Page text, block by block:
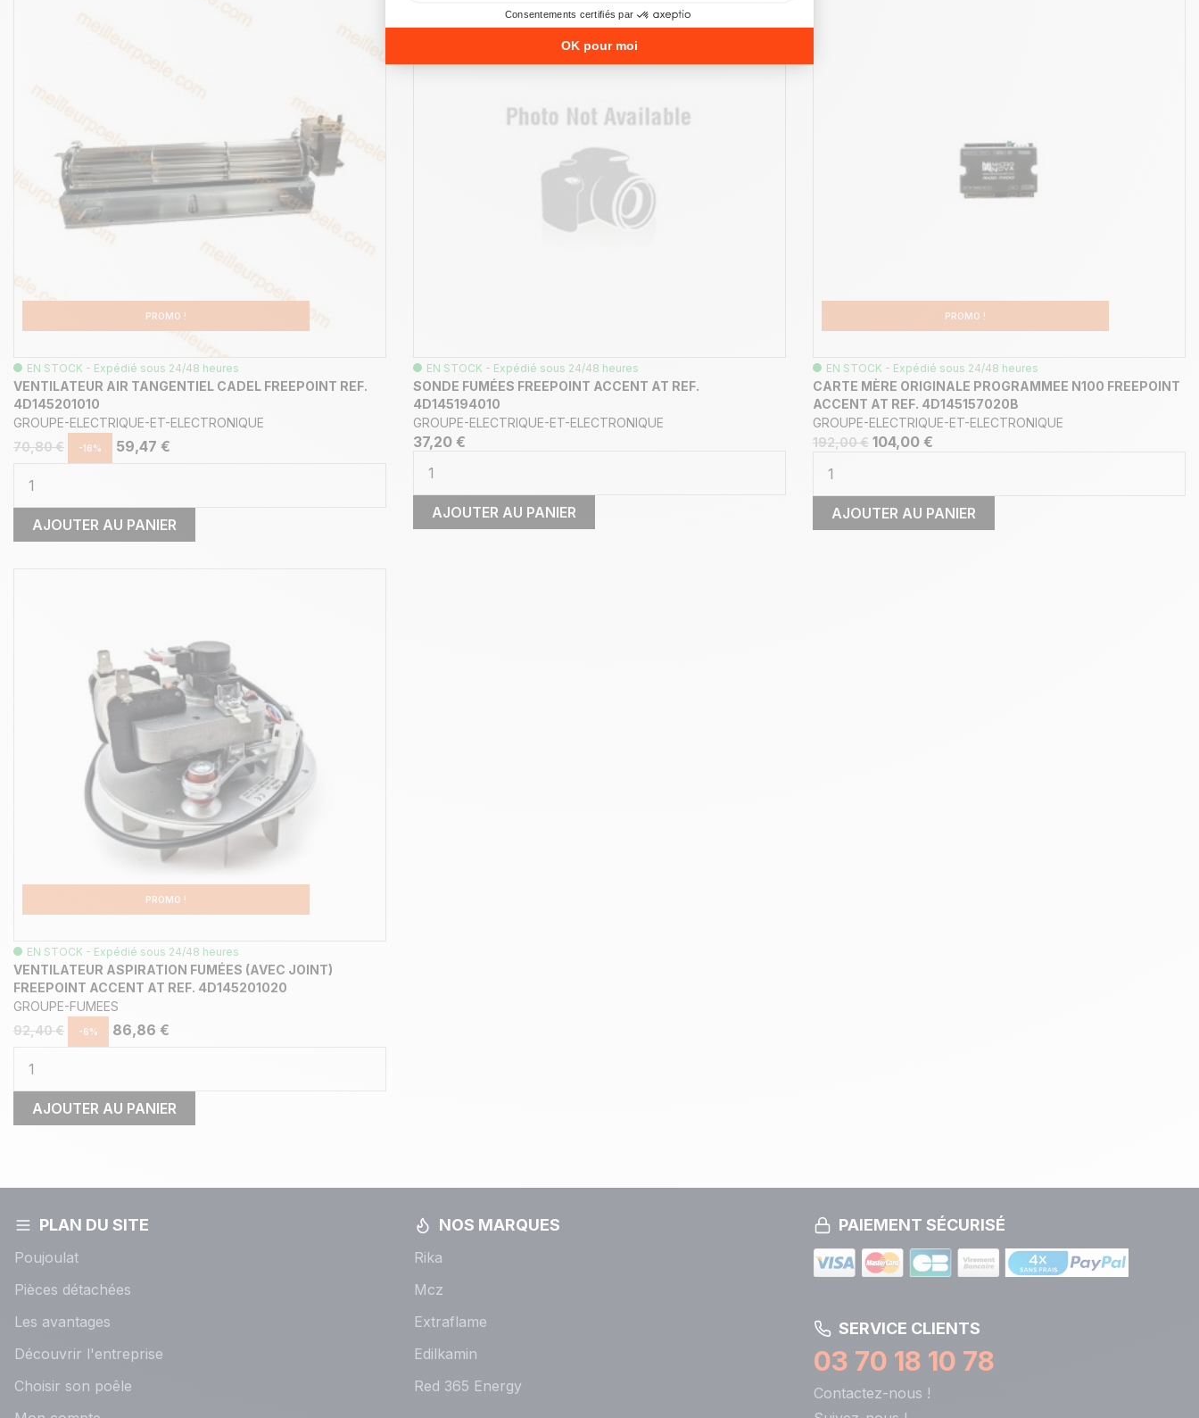
PROMO !
EN STOCK - Expédié sous 24/48 heures
VENTILATEUR AIR TANGENTIEL CADEL FREEPOINT REF.
4D145201010
GROUPE-ELECTRIQUE-ET-ELECTRONIQUE
70,80 €
-16% 59,47 €
AJOUTER AU PANIER
EN STOCK - Expédié sous 24/48 heures
SONDE FUMÉES FREEPOINT ACCENT AT REF.
4D145194010
GROUPE-ELECTRIQUE-ET-ELECTRONIQUE
37,20 €
AJOUTER AU PANIER
PROMO !
EN STOCK - Expédié sous 24/48 heures
CARTE MÈRE ORIGINALE PROGRAMMEE N100 FREEPOINT
ACCENT AT REF. 4D145157020B
GROUPE-ELECTRIQUE-ET-ELECTRONIQUE
192,00 € 104,00 €
AJOUTER AU PANIER
PROMO !
EN STOCK - Expédié sous 24/48 heures
VENTILATEUR ASPIRATION FUMÉES (AVEC JOINT)
FREEPOINT ACCENT AT REF. 4D145201020
GROUPE-FUMEES
92,40 €
-6% 86,86 €
AJOUTER AU PANIER
PLAN DU SITE
Poujoulat
Pièces détachées
Les avantages
Découvrir l'entreprise
Choisir son poêle
NOS MARQUES
Rika
Mcz
Extraflame
Edilkamin
Red 365 Energy
PAIEMENT SÉCURISÉ
SERVICE CLIENTS
03 70 18 10 78
Contactez-nous !